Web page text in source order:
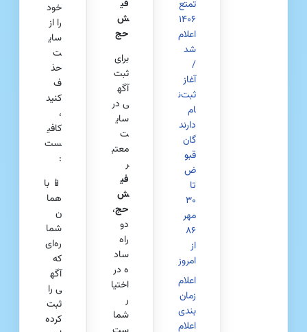
تمتع
۱۴۰۶
اعلام
شد
/
آغاز
ثبت‌ن
ام
دارند
گان
قبو
ض
تا
۳۰
مهر
۸۶
از
امروز
اعلام
زمان‌
بندی
اعلام
فی
ش
حج
برای
ثبت
آگه
ی در
سای
ت
معتب
ر
فی
ش‌
حج،
دو
راه
ساد
ه در
اختیا
ر
شما
خود
را از
سای
ت
حذ
ف
کنید
،
کافی
ست
:
📱 با
هما
ن
شما
ره‌ای
که
آگه
ی را
ثبت
کرده‌